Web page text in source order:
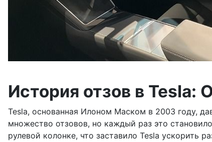
История отзов в
Tesla, основанная Илоном Маском в 2003 году,
множество отзовов, но каждый раз это
рулевой колонке, что заставило Tesla